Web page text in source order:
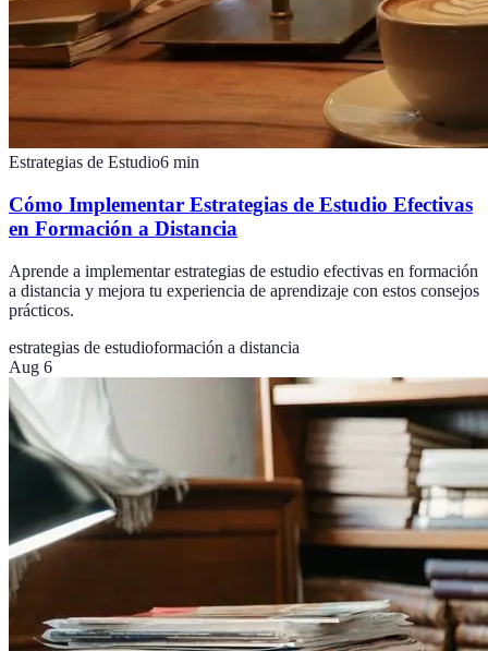
Estrategias de Estudio6 min
Cómo Implementar Estrategias de Estudio Efectivas
en Formación a Distancia
Aprende a implementar estrategias de estudio efectivas en formación
a distancia y mejora tu experiencia de aprendizaje con estos consejos
prácticos.
estrategias de estudioformación a distancia
Aug 6